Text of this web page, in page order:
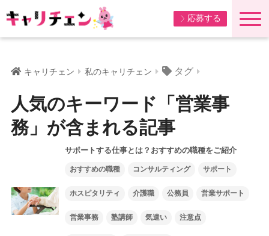
応募する
キャリチェン 私のキャリチェン タグ
人気のキーワード「営業事
務」が含まれる記事
サポートする仕事とは？おすすめの職種をご紹介
おすすめの職種 コンサルティング サポート
ホスピタリティ 介護職 公務員 営業サポート
営業事務 塾講師 気遣い 注意点